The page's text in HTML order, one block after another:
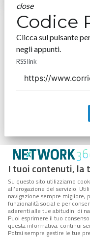
I tuoi contenuti, la
Su questo sito utilizziamo
all’erogazione del servizio.
navigazione sempre migliore,
funzionalità social e per
aderenti alle tue abitudini di
Puoi esprimere il tuo consenso
questa informativa, continui
Potrai sempre gestire le tue
close
Codice
Clicca sul pulsante
negli appunti.
RSS link